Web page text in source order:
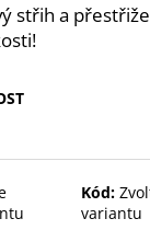
střih a
Kód:
variantu